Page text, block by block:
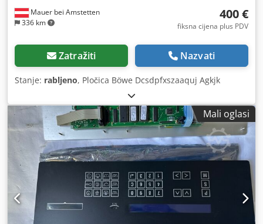
Mauer bei Amstetten
336 km
400 €
fiksna cijena plus PDV
Zatražiti Nazvati
Stanje: rabljeno, Pločica Böwe Dcsdpfxszaaquj Agkjk
Mali oglasi